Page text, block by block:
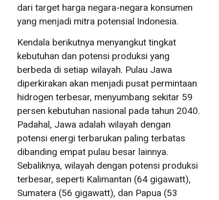
dari target harga negara-negara konsumen
yang menjadi mitra potensial Indonesia.
Kendala berikutnya menyangkut tingkat
kebutuhan dan potensi produksi yang
berbeda di setiap wilayah. Pulau Jawa
diperkirakan akan menjadi pusat permintaan
hidrogen terbesar, menyumbang sekitar 59
persen kebutuhan nasional pada tahun 2040.
Padahal, Jawa adalah wilayah dengan
potensi energi terbarukan paling terbatas
dibanding empat pulau besar lainnya.
Sebaliknya, wilayah dengan potensi produksi
terbesar, seperti Kalimantan (64 gigawatt),
Sumatera (56 gigawatt), dan Papua (53